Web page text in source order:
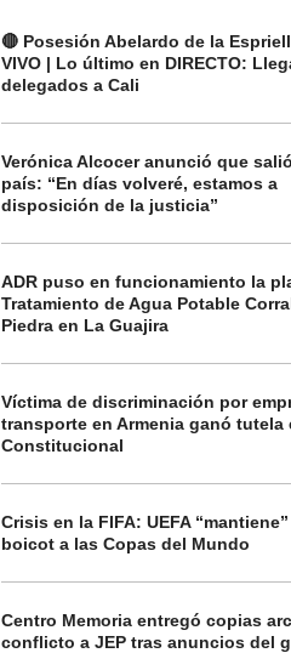
🔴 Posesión Abelardo de la
VIVO | Lo último en DIRECTO:
delegados a Cali
Verónica Alcocer anunció que
país: “En días volveré, estamos a
disposición de la justicia”
ADR puso en funcionamiento la
Tratamiento de Agua Potable
Piedra en La Guajira
Víctima de discriminación por
transporte en Armenia ganó tutela
Constitucional
Crisis en la FIFA: UEFA
boicot a las Copas del Mundo
Centro Memoria entregó copias
conflicto a JEP tras anuncios del